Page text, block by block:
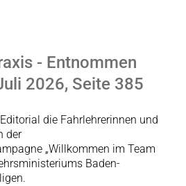
- Entnommen
2026, Seite 385
die Fahrlehrerinnen und
der
„Willkommen im Team
Baden-